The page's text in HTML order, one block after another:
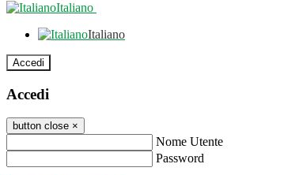
Italiano
Italiano
Accedi
Accedi
button close ×
Nome Utente
Password